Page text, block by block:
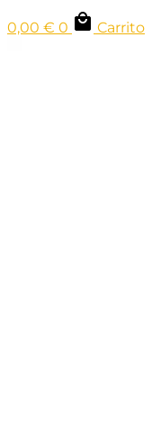
0,00 € 0 Carrito